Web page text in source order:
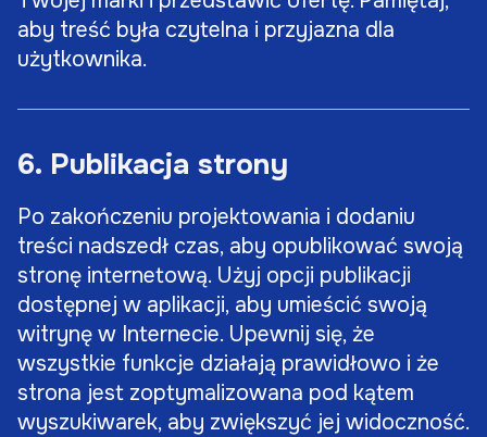
aby treść była czytelna i przyjazna dla
użytkownika.
6. Publikacja strony
Po zakończeniu projektowania i dodaniu
treści nadszedł czas, aby opublikować swoją
stronę internetową. Użyj opcji publikacji
dostępnej w aplikacji, aby umieścić swoją
witrynę w Internecie. Upewnij się, że
wszystkie funkcje działają prawidłowo i że
strona jest zoptymalizowana pod kątem
wyszukiwarek, aby zwiększyć jej widoczność.